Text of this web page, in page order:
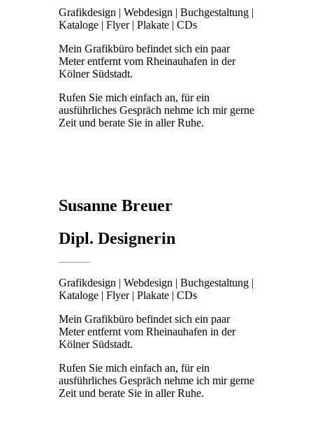
Grafikdesign | Webdesign | Buchgestaltung |
Kataloge | Fly‍‍er | Plakate | CDs
Mein Grafikbüro befindet sich ein paar
Meter entfernt vom Rheinau‍hafen in der
Kölner Südstadt.
Rufen Sie mich einfach an, für ein
ausführliches Gespräch nehme ich mir gerne
Zeit und berate Sie in aller Ruhe.
Susanne Breuer
Dipl. Designerin
Grafikdesign | Webdesign | Buchgestaltung |
Kataloge | Fly‍‍er | Plakate | CDs
Mein Grafikbüro befindet sich ein paar
Meter entfernt vom Rheinau‍hafen in der
Kölner Südstadt.
Rufen Sie mich einfach an, für ein
ausführliches Gespräch nehme ich mir gerne
Zeit und berate Sie in aller Ruhe.